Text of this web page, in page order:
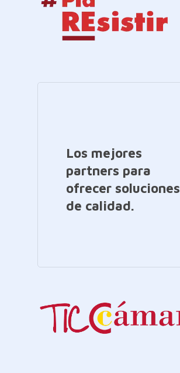
Los mejores
partners para
ofrecer soluciones
de calidad.